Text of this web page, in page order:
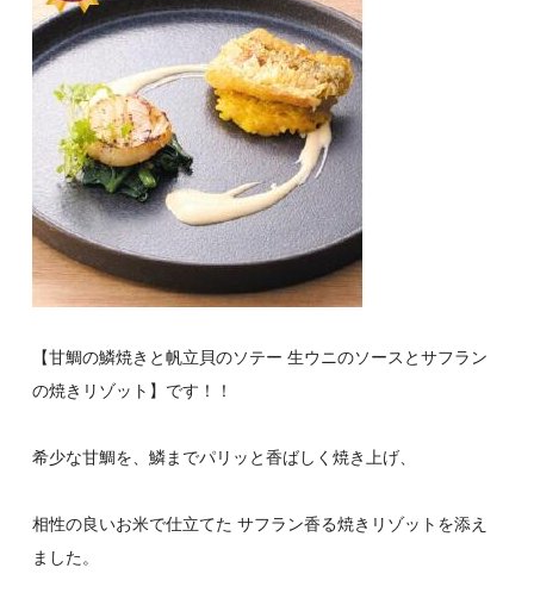
【甘鯛の鱗焼きと帆立貝のソテー 生ウニのソースとサフラン
の焼きリゾット】です！！
希少な甘鯛を、鱗までパリッと香ばしく焼き上げ、
相性の良いお米で仕立てた サフラン香る焼きリゾットを添え
ました。